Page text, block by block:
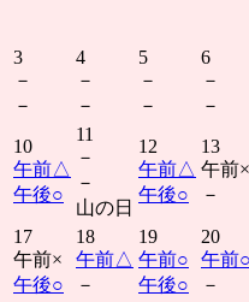
3
－
－
4
－
－
5
－
－
6
－
－
10
午前△
午後○
11
－
－
山の日
12
午前△
午後○
13
午前×
－
17
午前×
午後○
18
午前△
－
19
午前○
午後○
20
午前○
－